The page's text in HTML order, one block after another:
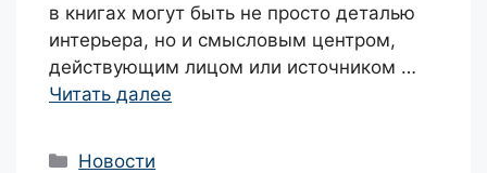
в книгах могут быть не просто деталью
интерьера, но и смысловым центром,
действующим лицом или источником …
Читать далее
Рубрики
Новости